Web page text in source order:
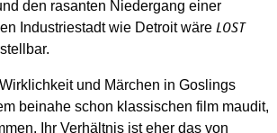
den rasanten Niedergang einer
Industriestadt wie Detroit wäre LOST
und Märchen in Goslings
beinahe schon klassischen film maudit,
Ihr Verhältnis ist eher das von